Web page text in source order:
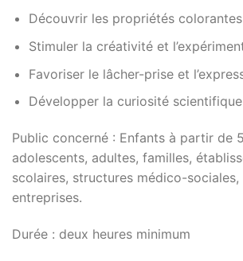
Découvrir les propriétés
Stimuler la créativité et
Favoriser le lâcher-prise et
Développer la curiosité
Public concerné : Enfants à partir de
adolescents, adultes, familles,
scolaires, structures médico-
entreprises.
Durée : deux heures minimum